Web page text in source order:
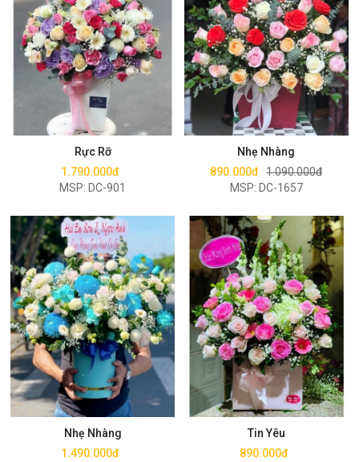
Rực Rỡ
1.790.000đ
MSP: DC-901
Mua ngay
Nhẹ Nhàng
890.000đ 1.090.000đ
MSP: DC-1657
Mua ngay
Nhẹ Nhàng
1.490.000đ
Mua ngay
Tin Yêu
890.000đ
Mua ngay